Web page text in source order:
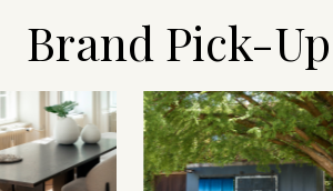
Brand Pick-Up